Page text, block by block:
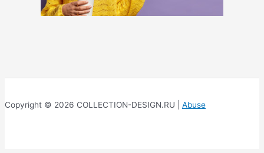
Copyright © 2026 COLLECTION-DESIGN.RU | Abuse